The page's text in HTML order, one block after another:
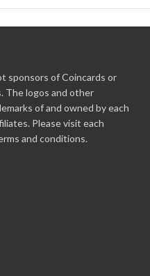
sponsors of Coincards or
The logos and other
of and owned by each
Please visit each
and conditions.